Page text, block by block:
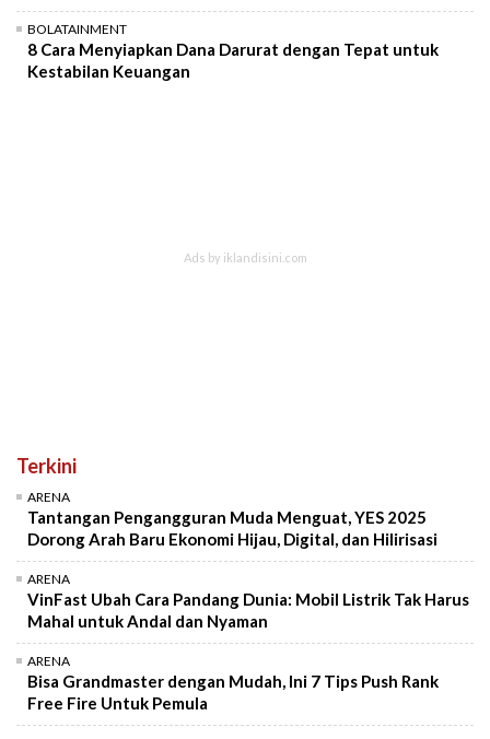
BOLATAINMENT
8 Cara Menyiapkan Dana Darurat dengan Tepat untuk
Kestabilan Keuangan
Terkini
ARENA
Tantangan Pengangguran Muda Menguat, YES 2025
Dorong Arah Baru Ekonomi Hijau, Digital, dan Hilirisasi
ARENA
VinFast Ubah Cara Pandang Dunia: Mobil Listrik Tak Harus
Mahal untuk Andal dan Nyaman
ARENA
Bisa Grandmaster dengan Mudah, Ini 7 Tips Push Rank
Free Fire Untuk Pemula